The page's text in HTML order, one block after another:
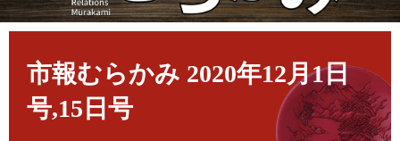
市報むらかみ 2020年12月1日
号,15日号